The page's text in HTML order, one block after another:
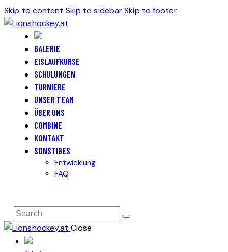
Skip to content Skip to sidebar Skip to footer
GALERIE
EISLAUFKURSE
SCHULUNGEN
TURNIERE
UNSER TEAM
ÜBER UNS
COMBINE
KONTAKT
SONSTIGES
Entwicklung
FAQ
Close